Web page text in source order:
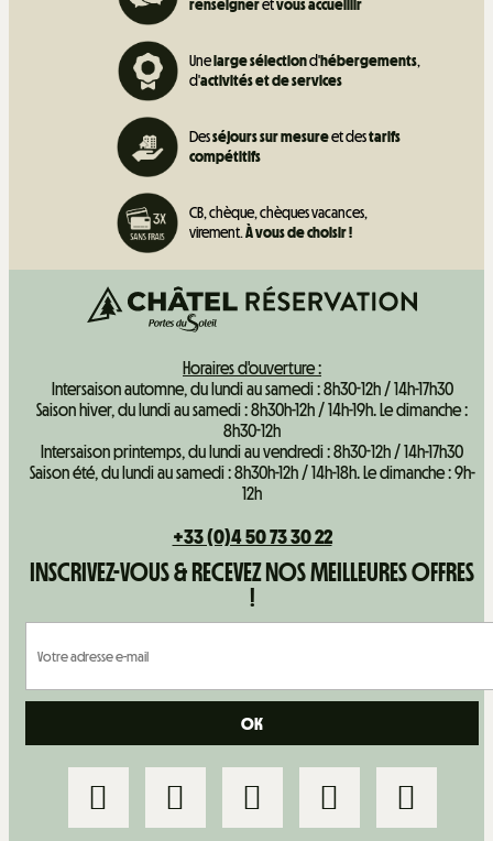
renseigneretvous accueillir
Unelarge sélectiond'hébergements,
d'activités et deservices
Desséjours sur mesureet destarifs
compétitifs
CB, chèque, chèques vacances,
virement.À vous de choisir !
Horaires d'ouverture :
Intersaison automne, du lundi au samedi : 8h30-12h / 14h-17h30
Saison hiver, du lundi au samedi : 8h30h-12h / 14h-19h. Le dimanche :
8h30-12h
Intersaison printemps, du lundi au vendredi : 8h30-12h / 14h-17h30
Saison été, du lundi au samedi : 8h30h-12h / 14h-18h. Le dimanche : 9h-
12h
+33 (0)4 50 73 30 22
INSCRIVEZ-VOUS & RECEVEZ NOS MEILLEURES OFFRES
!